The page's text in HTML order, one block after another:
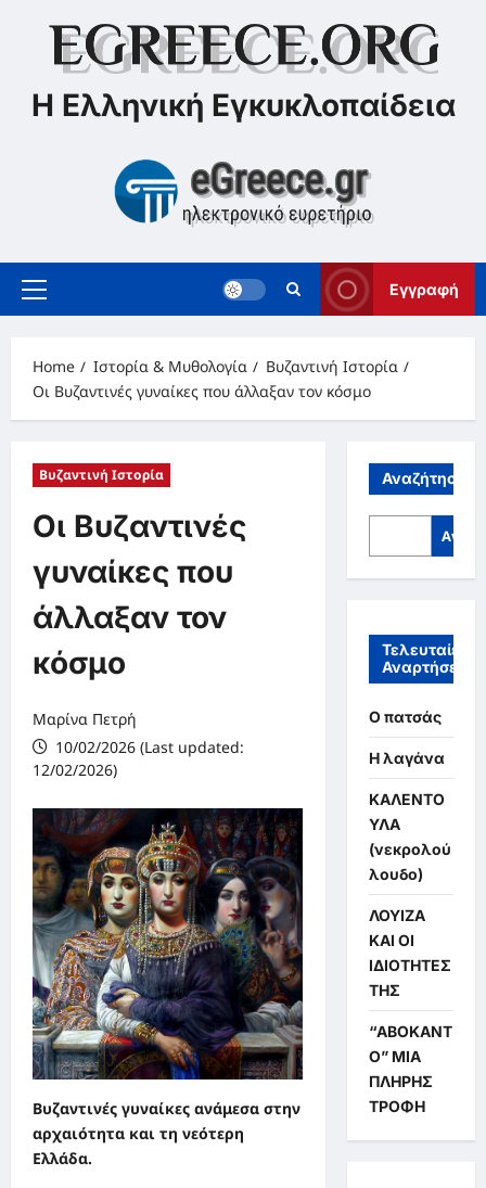
Η Ελληνική Εγκυκλοπαίδεια
Primary
Εγγραφή
Home Ιστορία & Μυθολογία
Βυζαντινή Ιστορία
Οι Βυζαντινές γυναίκες που άλλαξαν τον κόσμο
Βυζαντινή Ιστορία
Οι Βυζαντινές
γυναίκες που
άλλαξαν τον
κόσμο
Μαρίνα Πετρή
10/02/2026 (Last updated:
12/02/2026)
Βυζαντινές γυναίκες ανάμεσα στην
αρχαιότητα και τη νεότερη
Ελλάδα.
Αναζήτηση
Τελευταίες
Αναρτήσεις
Ο πατσάς
Η λαγάνα
ΚΑΛΕΝΤΟ
ΥΛΑ
(νεκρολού
λουδο)
ΛΟΥΙΖΑ
ΚΑΙ ΟΙ
ΙΔΙΟΤΗΤΕΣ
ΤΗΣ
“ΑΒΟΚΑΝΤ
Ο” ΜΙΑ
ΠΛΗΡΗΣ
ΤΡΟΦΗ